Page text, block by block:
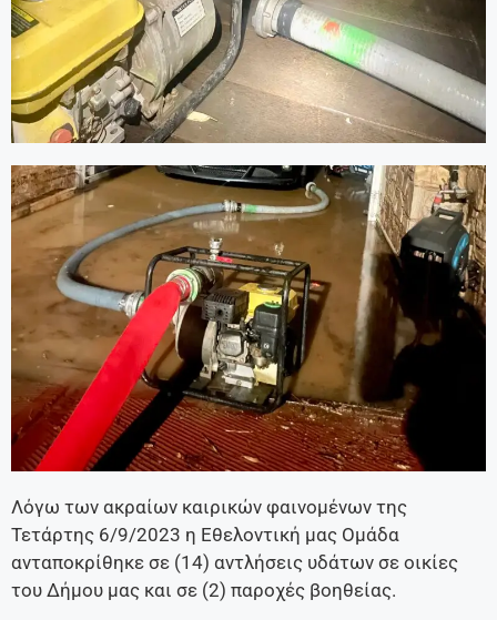
Λόγω των ακραίων καιρικών φαινομένων της
Τετάρτης 6/9/2023 η Εθελοντική μας Ομάδα
ανταποκρίθηκε σε (14) αντλήσεις υδάτων σε οικίες
του Δήμου μας και σε (2) παροχές βοηθείας.